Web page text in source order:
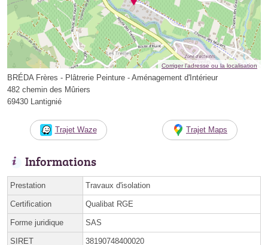
Corriger l’adresse ou la localisation
BRÉDA Frères - Plâtrerie Peinture - Aménagement d'Intérieur
482 chemin des Mûriers
69430 Lantignié
Trajet Waze Trajet Maps
Informations
Prestation Travaux d'isolation
Certification Qualibat RGE
Forme juridique SAS
SIRET 38190748400020